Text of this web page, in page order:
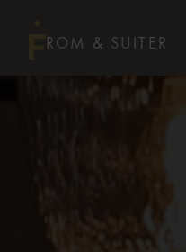
ROM & SUITER